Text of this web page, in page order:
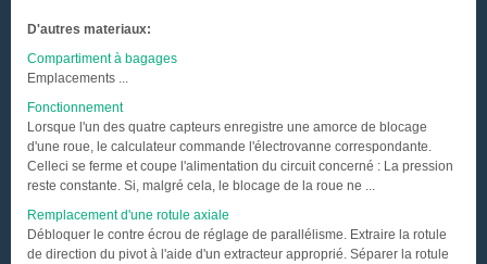
D'autres materiaux:
Compartiment à bagages
Emplacements ...
Fonctionnement
Lorsque l'un des quatre capteurs enregistre une amorce de blocage
d'une roue, le calculateur commande l'électrovanne correspondante.
Celleci se ferme et coupe l'alimentation du circuit concerné : La pression
reste constante. Si, malgré cela, le blocage de la roue ne ...
Remplacement d'une rotule axiale
Débloquer le contre écrou de réglage de parallélisme. Extraire la rotule
de direction du pivot à l'aide d'un extracteur approprié. Séparer la rotule